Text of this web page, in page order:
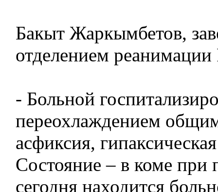
Бакыт Жаркымбетов,
отделением
- Больной
переохлаждением
асфиксия,
Состояние – в коме при
сегодня находится